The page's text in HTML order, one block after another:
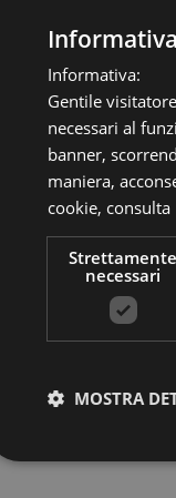
del
Informativa:
Gentile
necessari al
banner,
maniera,
cookie, consulta
Strettamente
necessari
MOSTRA